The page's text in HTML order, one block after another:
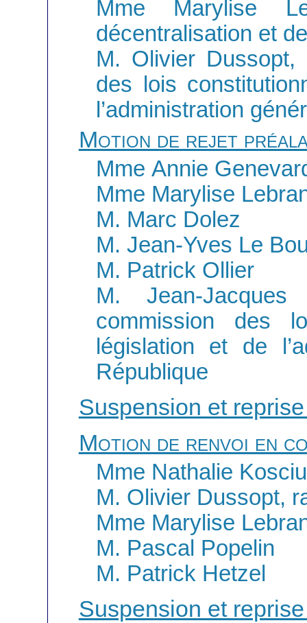
Mme Marylise
décentralisation et
M. Olivier Dussopt,
des lois
l’administration
Motion de rejet
Mme Annie
Mme Marylise
M. Marc Dolez
M. Jean-Yves Le
M. Patrick Ollier
M. Jean-
commission des
législation et de
République
Suspension et
Motion de renvoi en
Mme Nathalie
M. Olivier Dussopt,
Mme Marylise
M. Pascal Popelin
M. Patrick Hetzel
Suspension et